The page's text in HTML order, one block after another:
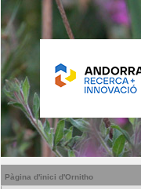
Pàgina d'inici d'Ornitho